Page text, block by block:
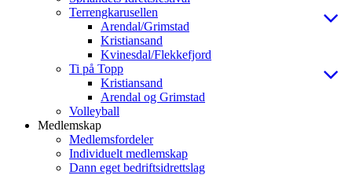
Terrengkarusellen
Arendal/Grimstad
Kristiansand
Kvinesdal/Flekkefjord
Ti på Topp
Kristiansand
Arendal og Grimstad
Volleyball
Medlemskap
Medlemsfordeler
Individuelt medlemskap
Dann eget bedriftsidrettslag